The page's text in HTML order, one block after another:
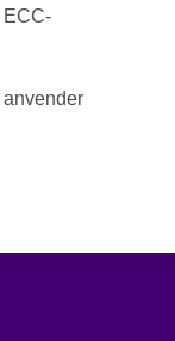
ECC-